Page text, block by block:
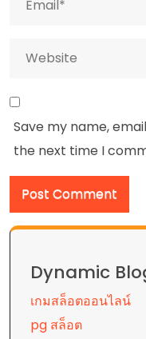
Save my name,
the next time I
Dynamic
เกมสล็อตออนไลน์
pg สล็อต